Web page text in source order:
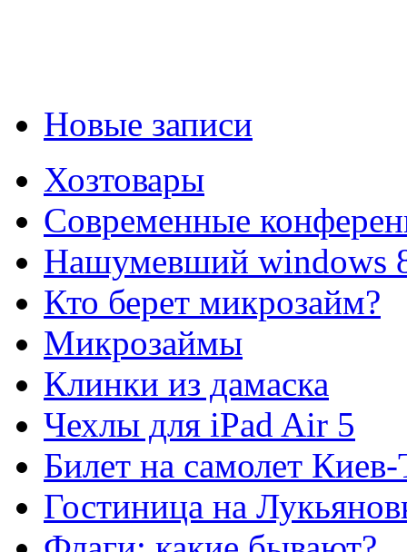
Новые записи
Хозтовары
Современные
Нашумевший windows
Кто берет микрозайм?
Микрозаймы
Клинки из дамаска
Чехлы для iPad Air 5
Билет на самолет
Гостиница на